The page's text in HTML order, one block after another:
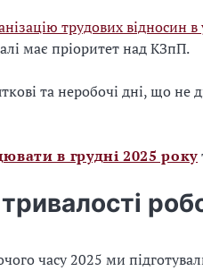
трудових відносин
має пріоритет над КЗпП.
та неробочі дні, що не
в грудні 2025 року
часу 2025 ми